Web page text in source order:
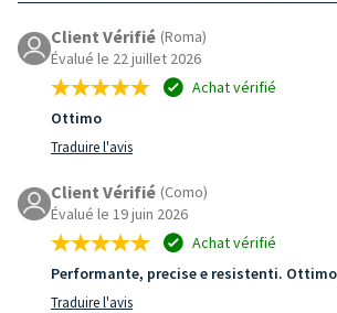
Client Vérifié (Roma)
Évalué le 22 juillet 2026
Achat vérifié
Ottimo
Traduire l'avis
Client Vérifié (Como)
Évalué le 19 juin 2026
Achat vérifié
Performante, precise e resistenti.
Traduire l'avis